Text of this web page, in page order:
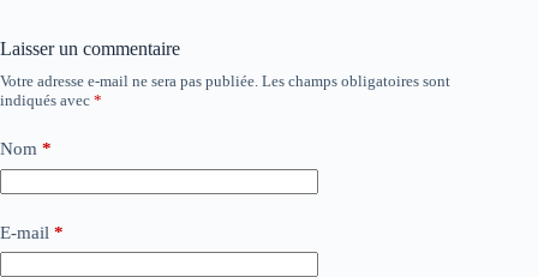
Laisser un commentaire
Votre adresse e-mail ne sera pas publiée. Les champs obligatoires sont
indiqués avec *
Nom *
E-mail *